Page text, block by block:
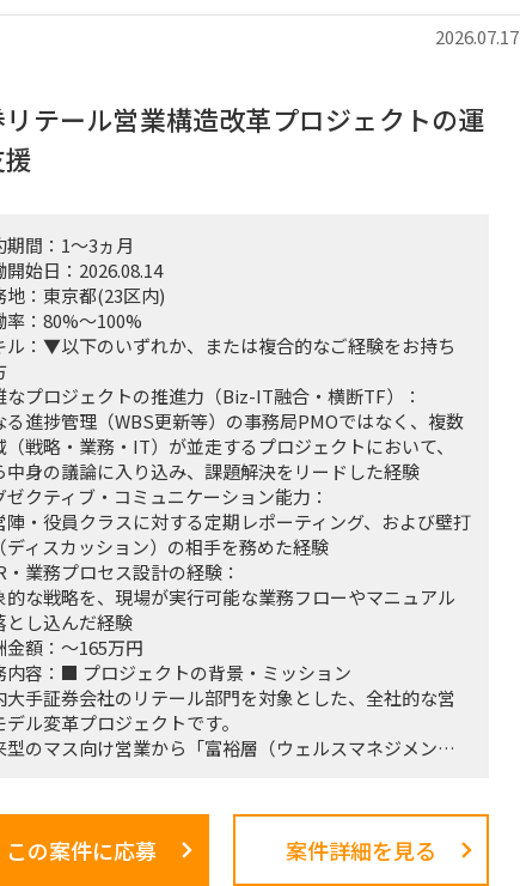
集したデータの分析と、それに基づいた初期仮説のアッ
1回または隔週1回程度の定例ミーティングへの参加、お
進捗報告。
2026.07.17
テール営業構造改革プロジェクトの運
期間：1～3ヵ月
開始日：2026.08.14
地：東京都(23区内)
率：80%～100%
ル：▼以下のいずれか、または複合的なご経験をお持ち
なプロジェクトの推進力（Biz-IT融合・横断TF）：
る進捗管理（WBS更新等）の事務局PMOではなく、複数
（戦略・業務・IT）が並走するプロジェクトにおいて、
中身の議論に入り込み、課題解決をリードした経験
ゼクティブ・コミュニケーション能力：
陣・役員クラスに対する定期レポーティング、および壁打
ディスカッション）の相手を務めた経験
・業務プロセス設計の経験：
的な戦略を、現場が実行可能な業務フローやマニュアル
とし込んだ経験
金額：～165万円
内容：■ プロジェクトの背景・ミッション
大手証券会社のリテール部門を対象とした、全社的な営
デル変革プロジェクトです。
型のマス向け営業から「富裕層（ウェルスマネジメン
重要エンゲージメントとなっています。
ファームが描いた絵に留まらず、組織再編、営業プロセ
この案件に応募 案件詳細を見る